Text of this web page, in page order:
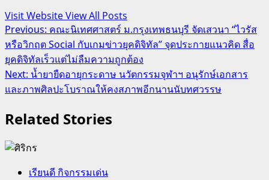
Visit WebsiteView All Posts
Post
navigation
Previous: คณะนิเทศศาสตร์ ม.กรุงเทพธนบุรี จัดเสวนา “ไวรัส
หรือวิกฤต Social กับเกมข่าวยุคดิจิทัล” จุดประกายแนวคิด สื่อ
ยุคดิจิทัลเร็วแต่ไม่ลืมความถูกต้อง
Next: น้ำยายืดอายุกระดาษ นวัตกรรมจุฬาฯ อนุรักษ์เอกสาร
และภาพศิลปะโบราณให้คงสภาพอีกนานนับทศวรรษ
Related Stories
เรียนดี กิจกรรมเด่น